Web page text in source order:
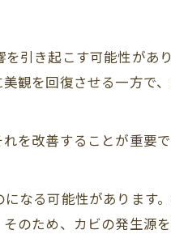
引き起こす可能性があ
観を回復させる一方で
を改善することが重要
なる可能性があります
のため、カビの発生源